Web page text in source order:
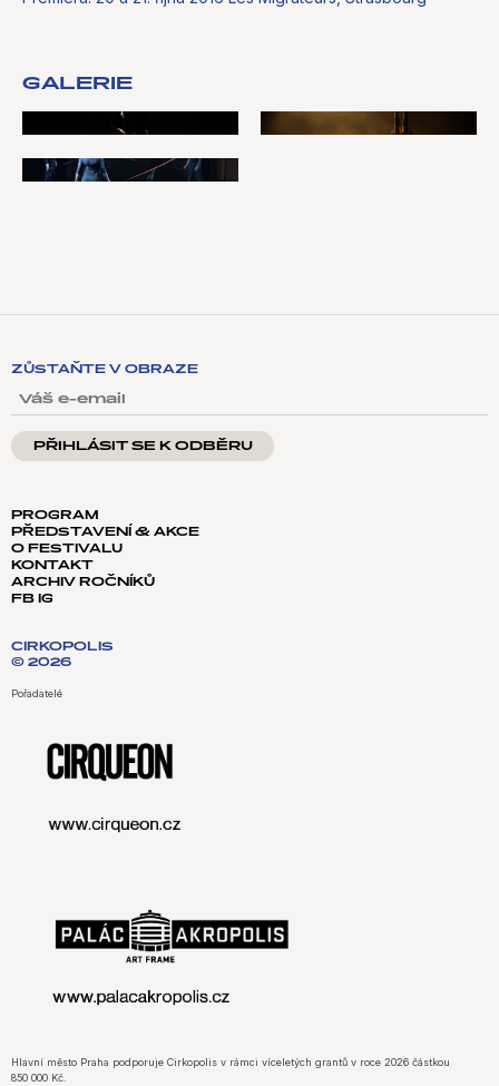
GALERIE
ZŮSTAŇTE V OBRAZE
VÁŠ E-EMAIL
PROGRAM
PŘEDSTAVENÍ & AKCE
O FESTIVALU
KONTAKT
ARCHIV ROČNÍKŮ
FB IG
CIRKOPOLIS
© 2026
Pořadatelé
Hlavní město Praha podporuje Cirkopolis v rámci víceletých grantů v roce 2026 částkou
850 000 Kč.